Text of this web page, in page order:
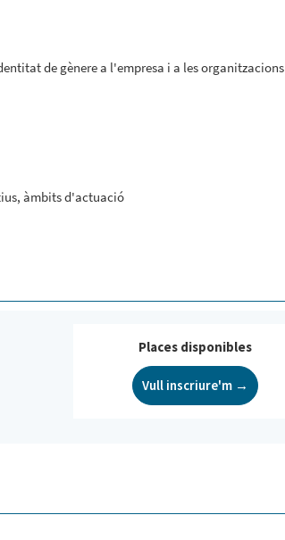
de gènere a l'empresa i a les organitzacions
àmbits d'actuació
Places disponibles
Vull inscriure'm →